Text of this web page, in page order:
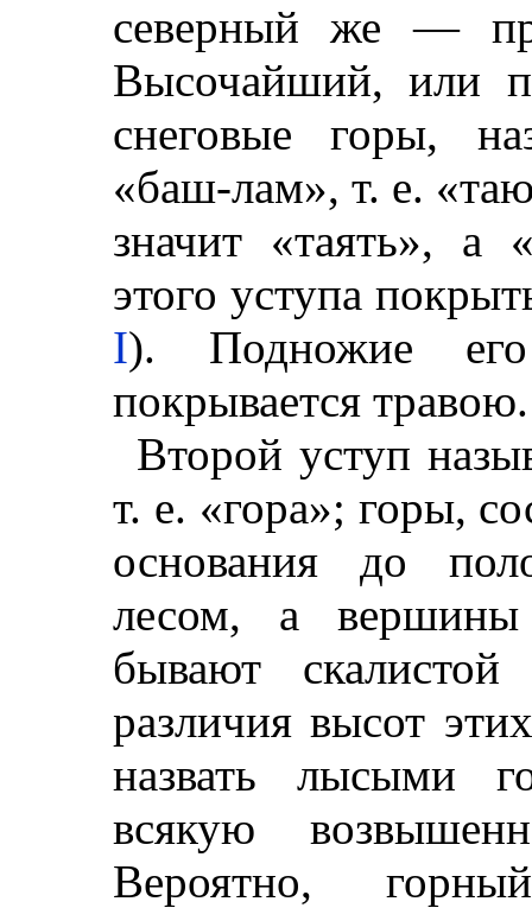
северный же —
Высочайший, или
снеговые горы,
«баш-лам», т. е.
значит «таять»,
этого уступа
I). Подножие
покрывается травою.
Второй уступ
т. е. «гора»; горы,
основания до
лесом, а
бывают
различия высот
назвать лысыми
всякую
Вероятно,